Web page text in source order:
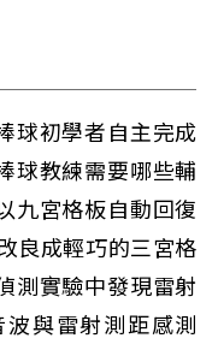
球初學者自主完成
球教練需要哪些輔
九宮格板自動回復
良成輕巧的三宮格
測實驗中發現雷射
與雷射測距感測